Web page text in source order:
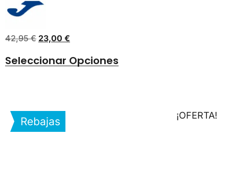
42,95€ 23,00 €
Seleccionar Opciones
Rebajas ¡OFERTA!